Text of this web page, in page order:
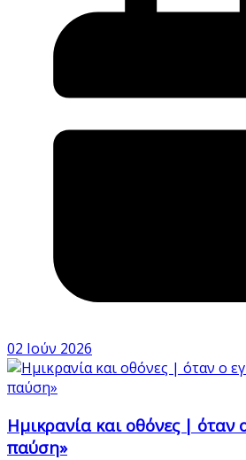
02 Ιούν 2026
Ημικρανία και οθόνες | όταν
παύση»